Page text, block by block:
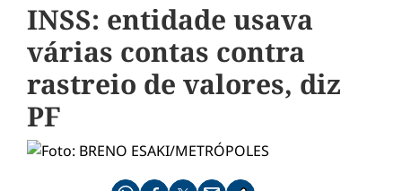
INSS: entidade usava
várias contas contra
rastreio de valores, diz
PF